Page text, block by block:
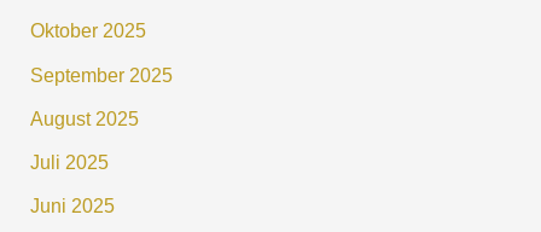
Oktober 2025
September 2025
August 2025
Juli 2025
Juni 2025